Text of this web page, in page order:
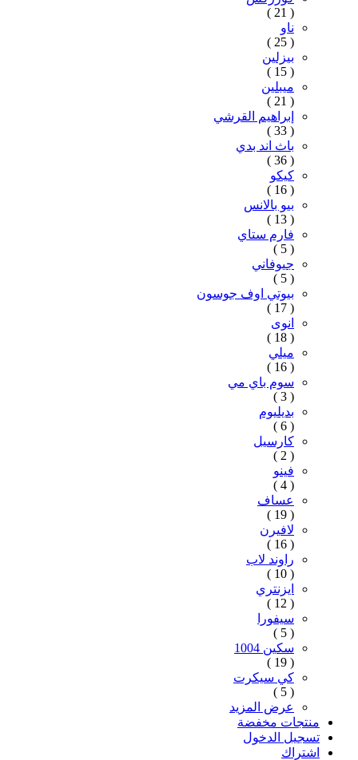
( 21 )
ناو
( 25 )
بيزلين
( 15 )
ميبلين
( 21 )
إبراهيم القرشي
( 33 )
باث اند بدي
( 36 )
كيكو
( 16 )
بيو بالانس
( 13 )
فارم ستاي
( 5 )
جيوفاني
( 5 )
بيوتي اوف جوسون
( 17 )
انوى
( 18 )
ميلي
( 16 )
سوم باي مي
( 3 )
بديليوم
( 6 )
كارسيل
( 2 )
فينو
( 4 )
عساف
( 19 )
لافيرن
( 16 )
راوند لاب
( 10 )
ايزنتري
( 12 )
سيفورا
( 5 )
سكين 1004
( 19 )
كي سيكرت
( 5 )
عرض المزيد
منتجات مخفضة
تسجيل الدخول
اشتراك